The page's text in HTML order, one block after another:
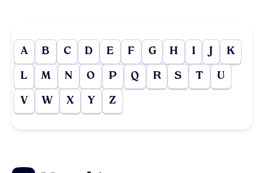
A B C D E F G H I J K
L M N O P Q R S T U
V W X Y Z